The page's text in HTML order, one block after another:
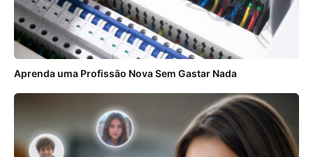
Aprenda uma Profissão Nova Sem Gastar Nada